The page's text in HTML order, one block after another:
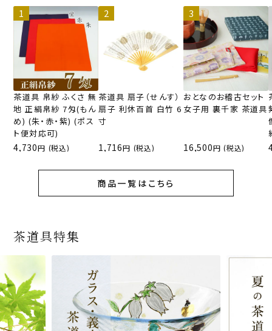
茶道具 帛紗 ふくさ 無
地 正絹帛紗 7匁(もん
め) (朱・赤・紫) (ポス
ト便対応可)
4,730 (税込)
茶道具 扇子（せんす）
扇子 利休百首 白竹 6
寸
1,716 (税込)
おとなのお稽古セット
女子用 裏千家 茶道具
16,500 (税込)
商品一覧はこちら
茶道具特集